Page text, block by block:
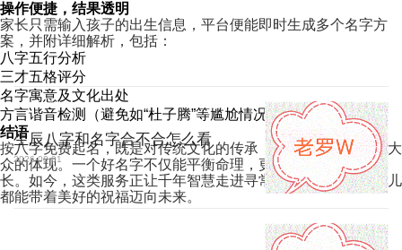
操作便捷，结果透明
家长只需输入孩子的出生信息，平台便能即时生成多个名字方
案，并附详细解析，包括：
八字五行分析
三才五格评分
名字寓意及文化出处
方言谐音检测（避免如“杜子腾”等尴尬情况）
结语
按八字免费起名，既是对传统文化的传承，也是现代科技普惠大
众的体现。一个好名字不仅能平衡命理，更能伴随孩子自信成
长。如今，这类服务正让千年智慧走进寻常家庭，让每个新生儿
都能带着美好的祝福迈向未来。
生辰八字和名字合不合怎么看
2026-08-01